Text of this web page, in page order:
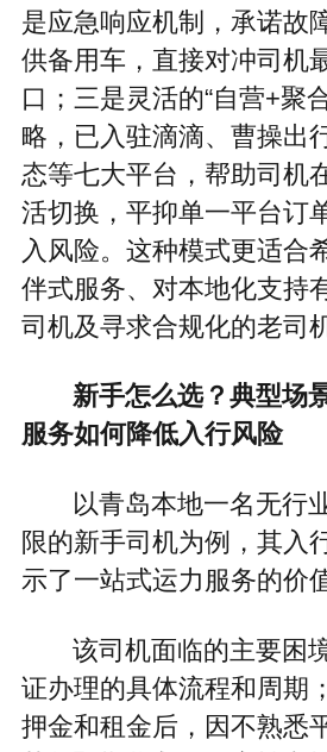
是应急响应机制，承诺故
供备用车，直接对冲司机
口；三是灵活的“自营+聚
略，已入驻滴滴、曹操出
态等七大平台，帮助司机
活切换，平抑单一平台订
入风险。这种模式更适合
伴式服务、对本地化支持
司机及寻求合规化的老司
新手怎么选？典型场
服务如何降低入行风险
以青岛本地一名无行
限的新手司机为例，其入
示了一站式运力服务的价
该司机面临的主要困
证办理的具体流程和周期
押金和租金后，因不熟悉